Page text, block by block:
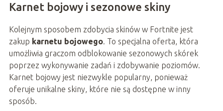
Karnet bojowy i sezonowe skiny
Kolejnym sposobem zdobycia skinów w Fortnite jest
zakup karnetu bojowego. To specjalna oferta, która
umożliwia graczom odblokowanie sezonowych skórek
poprzez wykonywanie zadań i zdobywanie poziomów.
Karnet bojowy jest niezwykle popularny, ponieważ
oferuje unikalne skiny, które nie są dostępne w inny
sposób.